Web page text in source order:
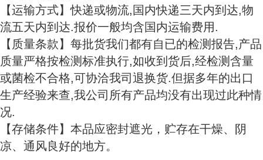
【运输方式】快递或物流,国内快递三天内到达,物
流五天内到达.报价一般均含国内运输费用.
【质量条款】每批货我们都有自已的检测报告,产品
质量严格按检测标准执行,如收到货后,经检测含量
或菌检不合格,可协洽我司退换货.但据多年的出口
生产经验来查,我公司所有产品均没有出现过此种情
况.
【存储条件】本品应密封遮光，贮存在干燥、阴
凉、通风良好的地方。